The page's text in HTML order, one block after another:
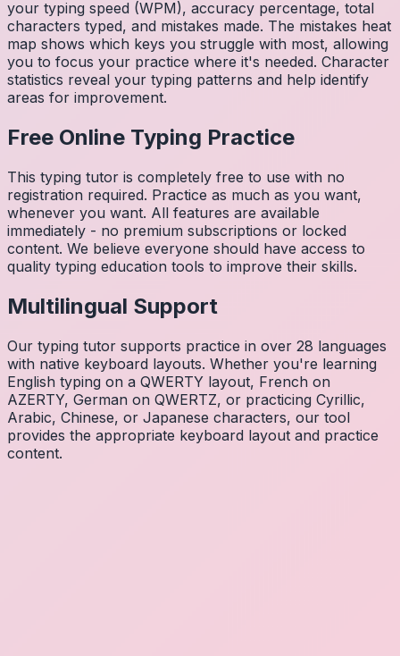
your typing speed (WPM), accuracy percentage, total
characters typed, and mistakes made. The mistakes heat
map shows which keys you struggle with most, allowing
you to focus your practice where it's needed. Character
statistics reveal your typing patterns and help identify
areas for improvement.
Free Online Typing Practice
This typing tutor is completely free to use with no
registration required. Practice as much as you want,
whenever you want. All features are available
immediately - no premium subscriptions or locked
content. We believe everyone should have access to
quality typing education tools to improve their skills.
Multilingual Support
Our typing tutor supports practice in over 28 languages
with native keyboard layouts. Whether you're learning
English typing on a QWERTY layout, French on
AZERTY, German on QWERTZ, or practicing Cyrillic,
Arabic, Chinese, or Japanese characters, our tool
provides the appropriate keyboard layout and practice
content.